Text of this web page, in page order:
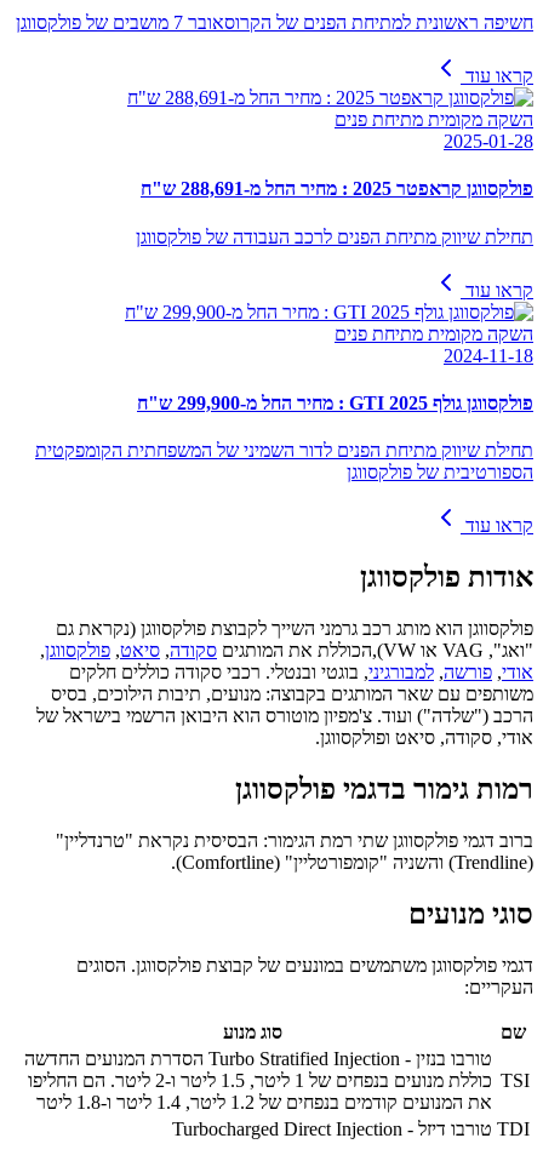
חשיפה ראשונית למתיחת הפנים של הקרוסאובר 7 מושבים של פולקסווגן
קראו עוד
השקה מקומית מתיחת פנים
2025-01-28
פולקסווגן קראפטר 2025 : מחיר החל מ-288,691 ש"ח
תחילת שיווק מתיחת הפנים לרכב העבודה של פולקסווגן
קראו עוד
השקה מקומית מתיחת פנים
2024-11-18
פולקסווגן גולף GTI 2025 : מחיר החל מ-299,900 ש"ח
תחילת שיווק מתיחת הפנים לדור השמיני של המשפחתית הקומפקטית
הספורטיבית של פולקסווגן
קראו עוד
אודות פולקסווגן
פולקסווגן הוא מותג רכב גרמני השייך לקבוצת פולקסווגן (נקראת גם
"ואג", VAG או VW),הכוללת את המותגים
סקודה, סיאט, פולקסווגן,
אודי, פורשה, למבורגיני, בוגטי ובנטלי. רכבי סקודה כוללים חלקים
משותפים עם שאר המותגים בקבוצה: מנועים, תיבות הילוכים, בסיס
הרכב ("שלדה") ועוד. צ'מפיון מוטורס הוא היבואן הרשמי בישראל של
אודי, סקודה, סיאט ופולקסווגן.
רמות גימור בדגמי פולקסווגן
ברוב דגמי פולקסווגן שתי רמת הגימור: הבסיסית נקראת "טרנדליין"
(Trendline) והשניה "קומפורטליין" (Comfortline).
סוגי מנועים
דגמי פולקסווגן משתמשים במונעים של קבוצת פולקסווגן. הסוגים
העקריים:
שם סוג מנוע
TSI
טורבו בנזין - Turbo Stratified Injection הסדרת המנועים החדשה
כוללת מנועים בנפחים של 1 ליטר, 1.5 ליטר ו-2 ליטר. הם החליפו
את המנועים קודמים בנפחים של 1.2 ליטר, 1.4 ליטר ו-1.8 ליטר
TDI טורבו דיזל - Turbocharged Direct Injection